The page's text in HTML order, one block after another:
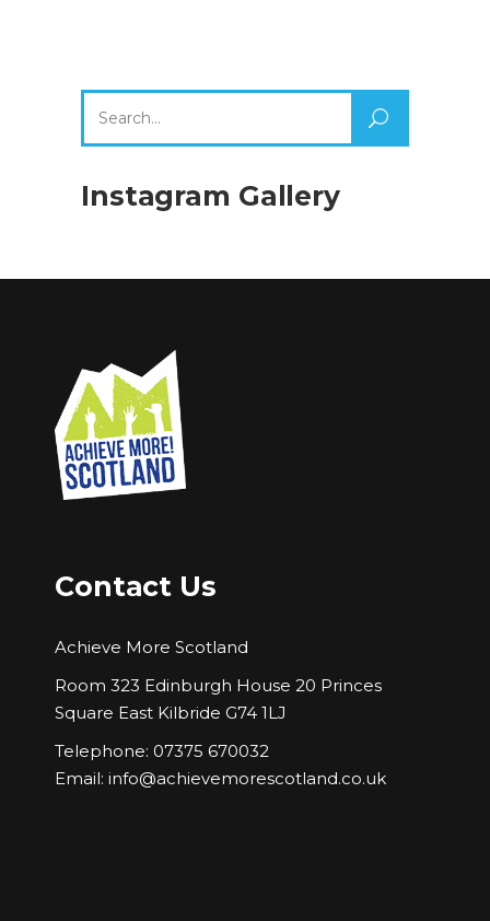
for:
Instagram Gallery
Contact Us
Achieve More Scotland
Room 323 Edinburgh House 20 Princes
Square East Kilbride G74 1LJ
Telephone: 07375 670032
Email: info@achievemorescotland.co.uk